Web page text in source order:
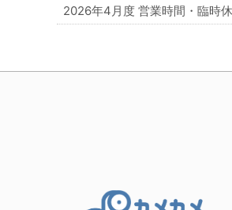
2026年4月度 営業時間・臨時